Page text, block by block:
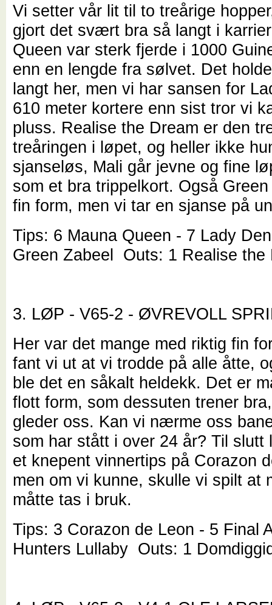
Vi setter vår lit til to treårige
gjort det svært bra så langt i
Queen var sterk fjerde i 1000
enn en lengde fra sølvet. Det
langt her, men vi har sansen for
610 meter kortere enn sist tror vi
pluss. Realise the Dream er den
treåringen i løpet, og heller ikke
sjanseløs, Mali går jevne og fine
som et bra trippelkort. Også
fin form, men vi tar en sjanse på
Tips: 6 Mauna Queen - 7 Lady
Green Zabeel Outs: 1 Realise the
3. LØP - V65-2 - ØVREVOLL
Her var det mange med riktig fin
fant vi ut at vi trodde på alle åtte,
ble det en såkalt heldekk. Det er
flott form, som dessuten trener
gleder oss. Kan vi nærme oss
som har stått i over 24 år? Til slutt
et knepent vinnertips på Corazon
men om vi kunne, skulle vi spilt at
måtte tas i bruk.
Tips: 3 Corazon de Leon - 5 Final
Hunters Lullaby Outs: 1